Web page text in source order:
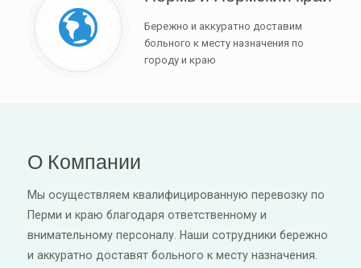
Бережно и аккуратно доставим
больного к месту назначения по
городу и краю
О Компании
Мы осуществляем квалифицированную перевозку по
Перми и краю благодаря ответственному и
внимательному персоналу. Наши сотрудники бережно
и аккуратно доставят больного к месту назначения.